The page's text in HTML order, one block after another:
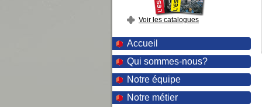
Voir les catalogues
Accueil
Qui sommes-nous?
Notre équipe
Notre métier